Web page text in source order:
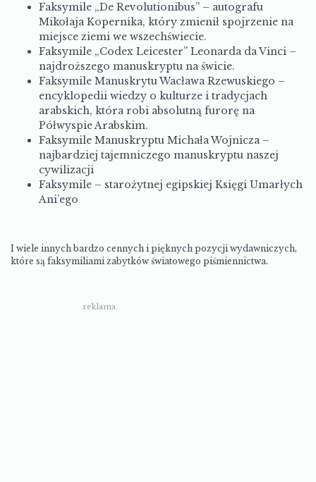
Faksymile „De Revolutionibus” – autografu
Mikołaja Kopernika, który zmienił spojrzenie na
miejsce ziemi we wszechświecie.
Faksymile „Codex Leicester” Leonarda da Vinci –
najdroższego manuskryptu na świcie.
Faksymile Manuskrytu Wacława Rzewuskiego –
encyklopedii wiedzy o kulturze i tradycjach
arabskich, która robi absolutną furorę na
Półwyspie Arabskim.
Faksymile Manuskryptu Michała Wojnicza –
najbardziej tajemniczego manuskryptu naszej
cywilizacji
Faksymile – starożytnej egipskiej Księgi Umarłych
Ani’ego
I wiele innych bardzo cennych i pięknych pozycji wydawniczych,
które są faksymiliami zabytków światowego piśmiennictwa.
reklama